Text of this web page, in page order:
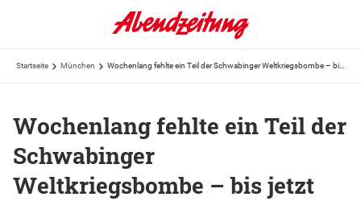
Startseite München
Wochenlang fehlte ein Teil der
Schwabinger
Weltkriegsbombe – bis jetzt